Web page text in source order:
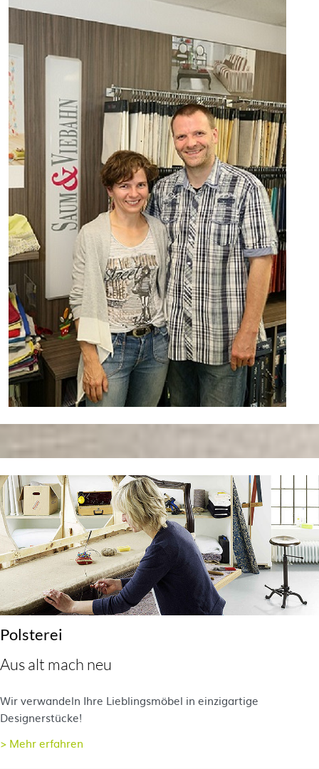
Polsterei
Aus alt mach neu
Wir verwandeln Ihre Lieblingsmöbel in einzigartige
Designerstücke!
> Mehr erfahren